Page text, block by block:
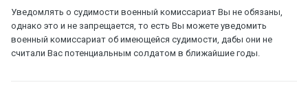
Уведомлять о судимости военный комиссариат Вы не обязаны,
однако это и не запрещается, то есть Вы можете уведомить
военный комиссариат об имеющейся судимости, дабы они не
считали Вас потенциальным солдатом в ближайшие годы.